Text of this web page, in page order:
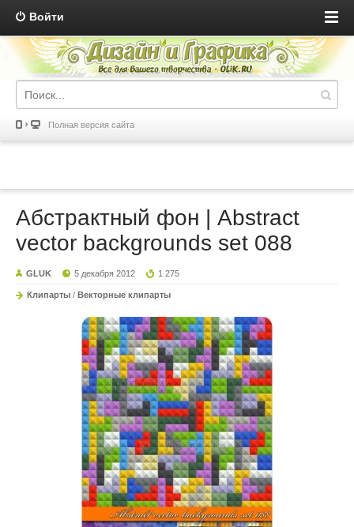
Войти
Полная версия сайта
Абстрактный фон | Abstract
vector backgrounds set 088
GLUK 5 декабря 2012 1 275
Клипарты / Векторные клипарты